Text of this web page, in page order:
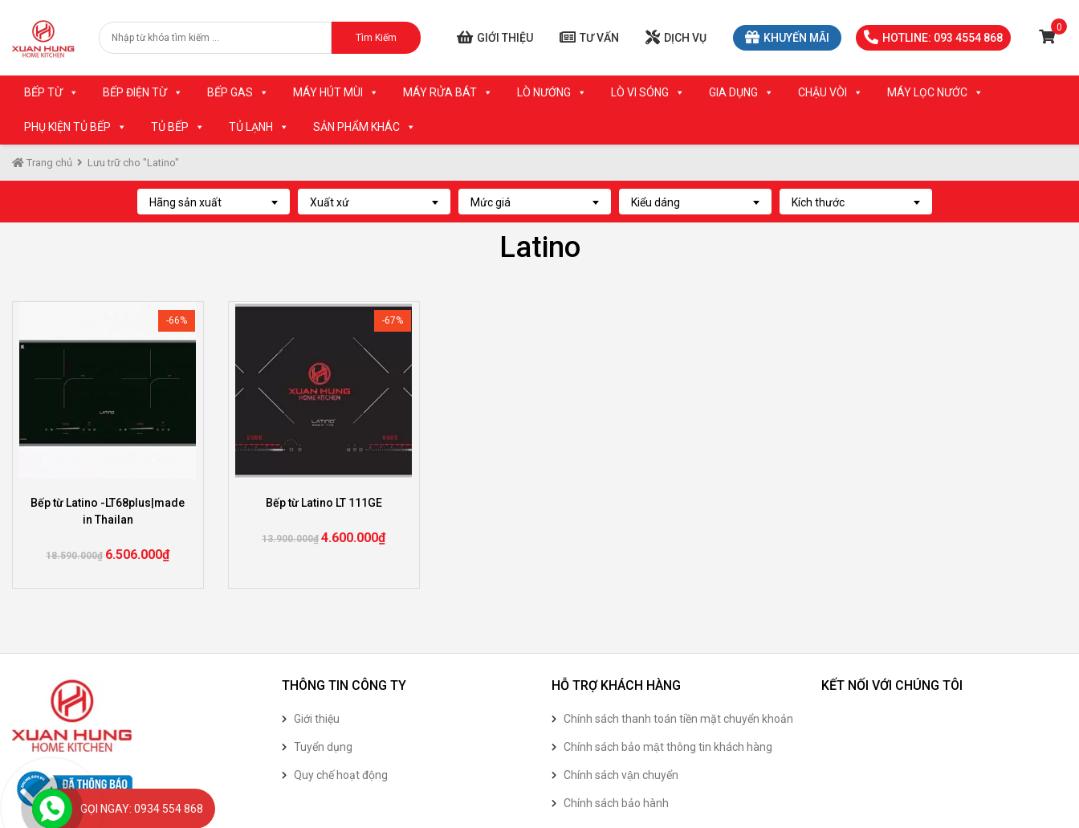
Tìm Kiếm GIỚI THIỆU TƯ VẤN DỊCH VỤ KHUYẾN MÃI HOTLINE: 093 4554 868
0
BẾP TỪ BẾP ĐIỆN TỪ BẾP GAS MÁY HÚT MÙI MÁY RỬA BÁT LÒ NƯỚNG LÒ VI SÓNG GIA DỤNG CHẬU VÒI MÁY LỌC NƯỚC
PHỤ KIỆN TỦ BẾP TỦ BẾP TỦ LẠNH SẢN PHẨM KHÁC
Trang chủ Lưu trữ cho "Latino"
Hãng sản xuất Xuất xứ Mức giá Kiểu dáng Kích thước
Latino
-66%
Bếp từ Latino -LT68plus|made
in Thailan
18.590.000₫ 6.506.000₫
-67%
Bếp từ Latino LT 111GE
13.900.000₫ 4.600.000₫
THÔNG TIN CÔNG TY
Giới thiệu
Tuyển dụng
Quy chế hoạt động
HỖ TRỢ KHÁCH HÀNG
Chính sách thanh toán tiền mặt chuyển khoản
Chính sách bảo mật thông tin khách hàng
Chính sách vận chuyển
Chính sách bảo hành
KẾT NỐI VỚI CHÚNG TÔI
GỌI NGAY: 0934 554 868